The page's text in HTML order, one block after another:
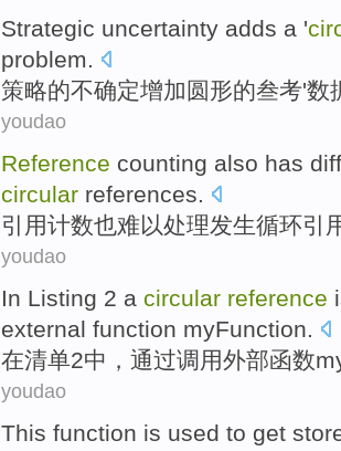
Strategic uncertainty adds a '
problem.
策略的不确定增加 圆形的叁考'数
youdao
Reference counting also has
circular references.
引用计数也难以处理发生循环引
youdao
In Listing 2 a circular reference
external function myFunction.
在清单2中， 通过调用外部函数
youdao
This function is used to get